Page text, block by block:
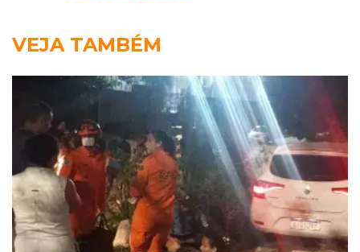
VEJA TAMBÉM